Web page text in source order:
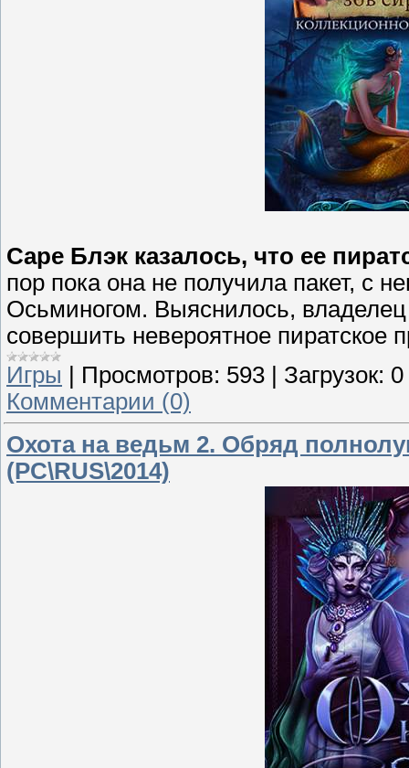
Саре Блэк казалось, что ее
пор пока она не получила пакет, с
Осьминогом. Выяснилось, владелец
совершить невероятное пиратское
Игры | Просмотров: 593 | Загрузок: 0
Комментарии (0)
Охота на ведьм 2. Обряд
(PC\RUS\2014)